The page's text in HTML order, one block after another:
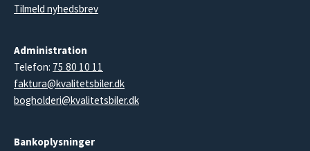
Tilmeld nyhedsbrev
Administration
Telefon: 75 80 10 11
faktura@kvalitetsbiler.dk
bogholderi@kvalitetsbiler.dk
Bankoplysninger